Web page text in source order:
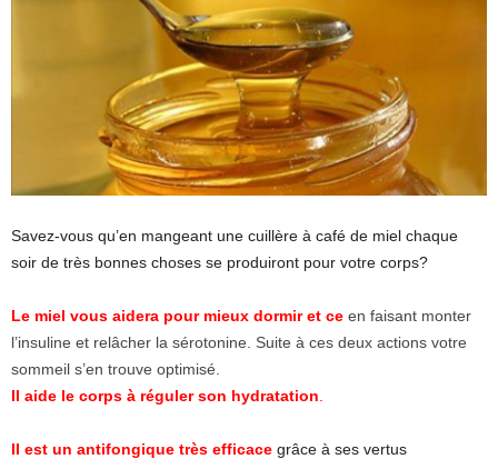
Savez-vous qu’en mangeant une cuillère à café de miel chaque
soir de très bonnes choses se produiront pour votre corps?
Le miel vous aidera pour mieux dormir et ce en faisant monter
l’insuline et relâcher la sérotonine. Suite à ces deux actions votre
sommeil s’en trouve optimisé.
Il aide le corps à réguler son hydratation
Il est un antifongique très efficace grâce à ses vertus